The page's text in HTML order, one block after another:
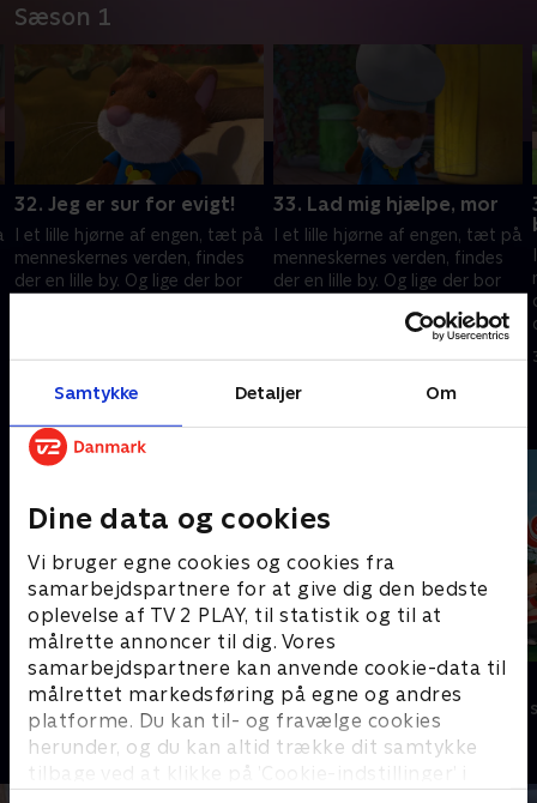
Samtykke Detaljer Om
Dine data og cookies
Vi bruger egne cookies og cookies fra
samarbejdspartnere for at give dig den bedste
oplevelse af TV 2 PLAY, til statistik og til at
målrette annoncer til dig. Vores
samarbejdspartnere kan anvende cookie-data til
målrettet markedsføring på egne og andres
platforme. Du kan til- og fravælge cookies
herunder, og du kan altid trække dit samtykke
tilbage ved at klikke på ’Cookie-indstillinger’ i
Sæson 1
32. Jeg er sur for evigt!
I et lille hjørne af engen, tæt på
menneskernes verden, findes
der en lille by. Og lige der bor
33. Lad mig hjælpe, mor
I et lille hjørne af engen, tæt på
menneskernes verden, findes
der en lille by. Og lige der bor
3. januar 2024 • 7 min
Robin Hood: Spilopper i Sherwood-
skoven
Børneserier • 1 sæsoner
Monchhichi
Børneserier • 1